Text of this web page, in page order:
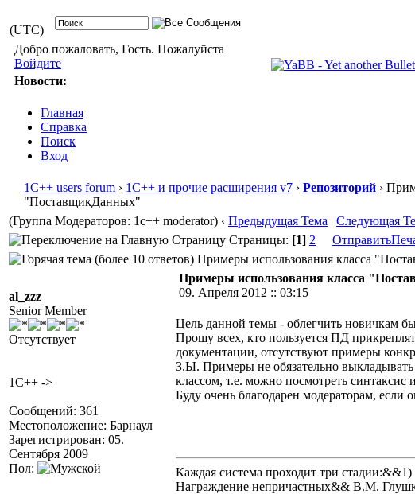
(UTC)
Добро пожаловать, Гость. Пожалуйста
Войдите
Новости:
Главная
Справка
Поиск
Вход
1С++ users forum › 1С++ и прочие расширения v7 › Репозиторий ›
"ПоставщикДанных"
(Группа Модераторов: 1c++ moderator) ‹ Предыдущая Тема | Следующая
Страницы: [1] 2 Отправить
Примеры использования класса
al_zzz
Senior Member
Отсутствует
1C++ ->
Сообщений: 361
Местоположение: Барнаул
Зарегистрирован: 05.
Сентября 2009
Пол:
Примеры использования класса
09. Апреля 2012 :: 03:15
Цель данной темы - облегчить новичкам
Прошу всех, кто пользуется ПД
документации, отсутствуют примеры
З.Ы. Примеры не обязательно выкладывать
классом, т.е. можно посмотреть синтаксис
Буду очень благодарен модераторам, если
Каждая система проходит три
Награждение непричастных&& В.М.